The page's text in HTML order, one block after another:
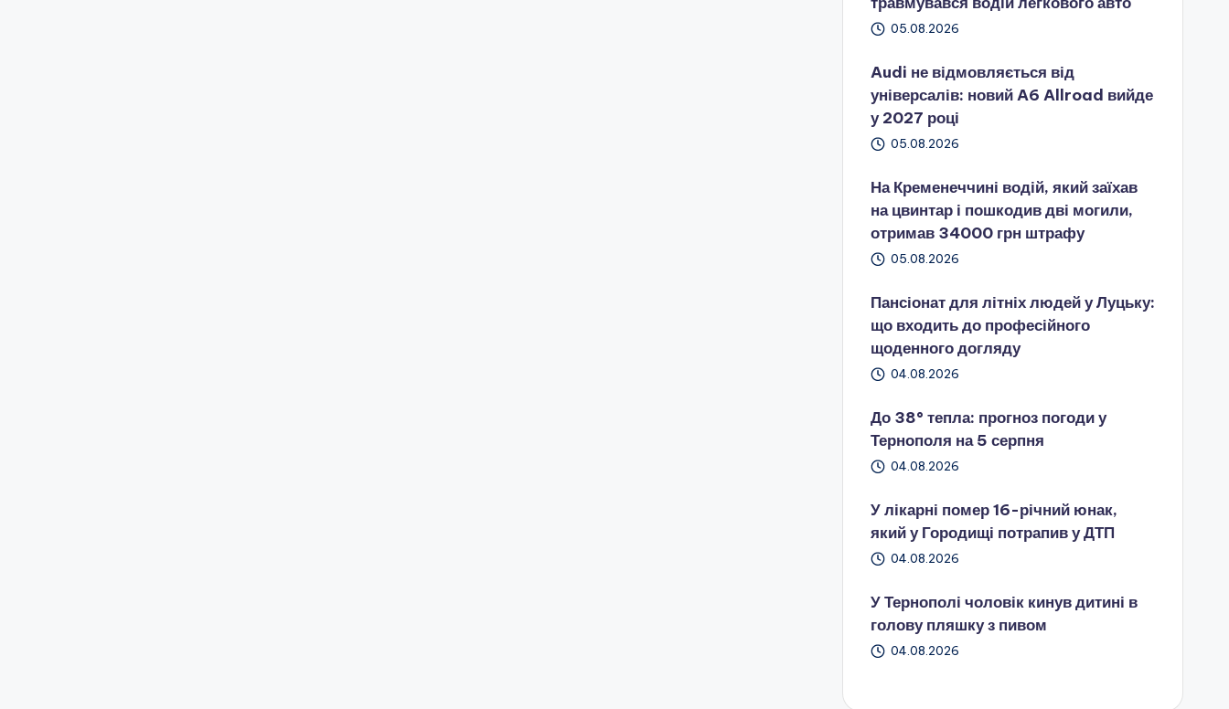
05.08.2026
Audi не відмовляється від
універсалів: новий A6 Allroad вийде
у 2027 році
05.08.2026
На Кременеччині водій, який заїхав
на цвинтар і пошкодив дві могили,
отримав 34000 грн штрафу
05.08.2026
Пансіонат для літніх людей у Луцьку:
що входить до професійного
щоденного догляду
04.08.2026
До 38° тепла: прогноз погоди у
Тернополя на 5 серпня
04.08.2026
У лікарні помер 16-річний юнак,
який у Городищі потрапив у ДТП
04.08.2026
У Тернополі чоловік кинув дитині в
голову пляшку з пивом
04.08.2026